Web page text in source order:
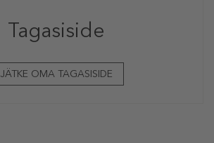
Tagasiside
JÄTKE OMA TAGASISIDE